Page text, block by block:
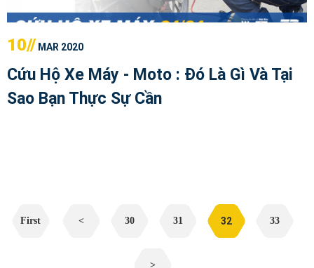
10// MAR 2020
Cứu Hộ Xe Máy - Moto : Đó Là Gì Và Tại
Sao Bạn Thực Sự Cần
First < 30 31 32 33
>